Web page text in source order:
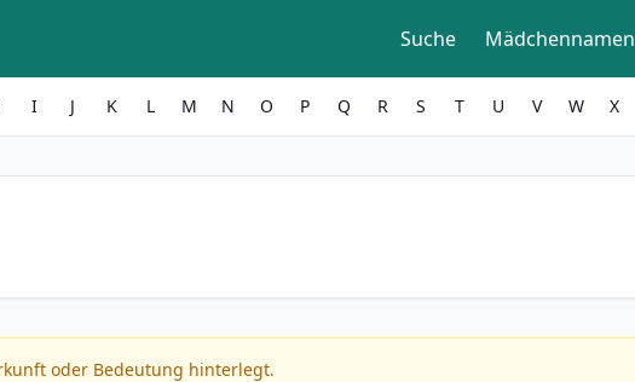
Suche Mädchennamen
I J K L M N O P Q R S T U V W X
oder Bedeutung hinterlegt.